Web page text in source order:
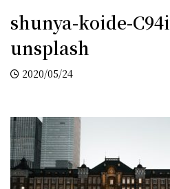
shunya-koide-
unsplash
2020/05/24